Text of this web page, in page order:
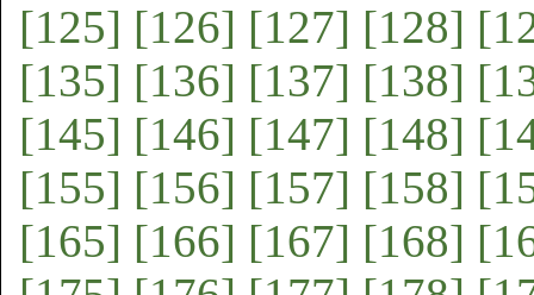
[125] [126] [127] [128]
[135] [136] [137] [138]
[145] [146] [147] [148]
[155] [156] [157] [158]
[165] [166] [167] [168]